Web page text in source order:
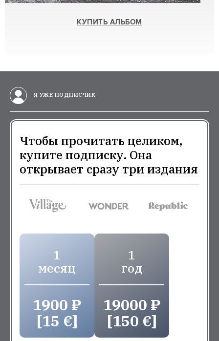
КУПИТЬ АЛЬБОМ
Я УЖЕ ПОДПИСЧИК
Чтобы прочитать целиком,
купите подписку. Она
открывает сразу три издания
1
месяц
1900 ₽
[15 €]
1
год
19000 ₽
[150 €]